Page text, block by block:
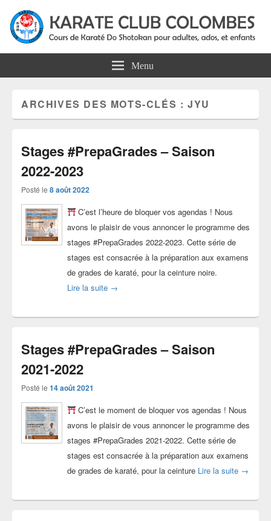
Karate Club Colombes
Menu
ARCHIVES DES MOTS-CLÉS :JYU
Stages #PrepaGrades – Saison
2022-2023
Posté le 8 août 2022
C’est l’heure de bloquer vos agendas ! Nous
avons le plaisir de vous annoncer le programme des
stages #PrepaGrades 2022-2023. Cette série de
stages est consacrée à la préparation aux examens
de grades de karaté, pour la ceinture noire.
Lire la suite Stages #PrepaGrades – Saison 2022-2023
→
Stages #PrepaGrades – Saison
2021-2022
Posté le 14 août 2021
C’est le moment de bloquer vos agendas ! Nous
avons le plaisir de vous annoncer le programme des
stages #PrepaGrades 2021-2022. Cette série de
stages est consacrée à la préparation aux examens
de grades de karaté, pour la ceinture Lire la suite Stages
→